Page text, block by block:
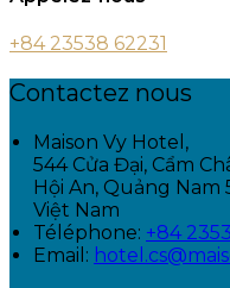
+84 23538 62231
Contactez nous
Maison Vy Hotel,
544 Cửa Đại, Cẩm
Hội An, Quảng Nam
Việt Nam
Téléphone: +84
Email: